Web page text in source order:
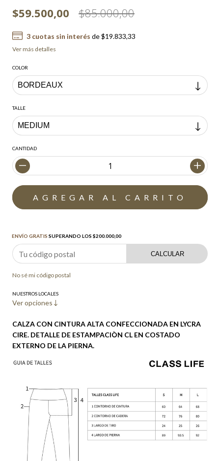
$59.500,00 $85.000,00
3cuotas sin interés de$19.833,33
Ver más detalles
COLOR
TALLE
CANTIDAD
ENVÍO GRATIS SUPERANDO LOS $200.000,00
CALCULAR
No sé mi código postal
NUESTROS LOCALES
Ver opciones
CALZA CON CINTURA ALTA CONFECCIONADA EN LYCRA
CIRE. DETALLE DE ESTAMPACIÒN CL EN COSTADO
EXTERNO DE LA PIERNA.